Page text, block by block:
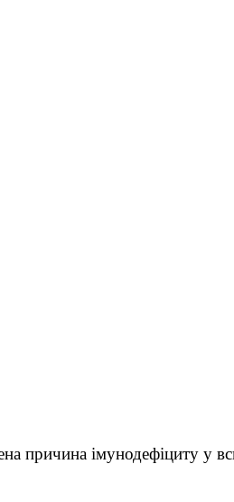
причина імунодефіциту у